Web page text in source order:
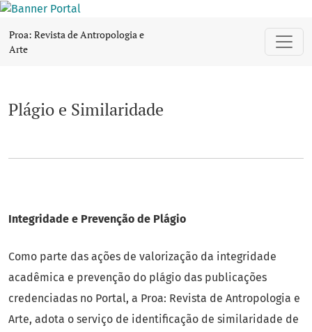
Plágio e Similaridade
Proa: Revista de Antropologia e
Arte
Plágio e Similaridade
Integridade e Prevenção de Plágio
Como parte das ações de valorização da integridade
acadêmica e prevenção do plágio das publicações
credenciadas no Portal, a Proa: Revista de Antropologia e
Arte, adota o serviço de identificação de similaridade de